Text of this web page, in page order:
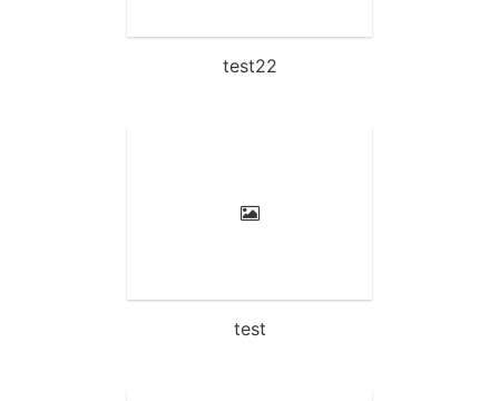
test22
test